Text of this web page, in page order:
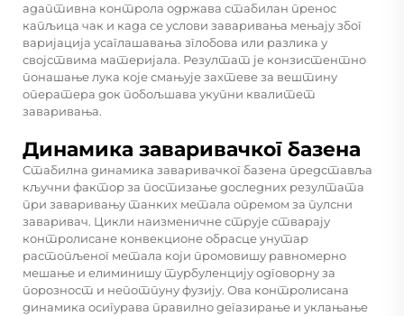
адаптивна контрола одржава стабилан пренос
капљица чак и када се услови заваривања мењају због
варијација усаглашавања зглобова или разлика у
својствима материјала. Резултат је конзистентно
понашање лука које смањује захтеве за вештину
оператера док побољшава укупни квалитет
заваривања.
Динамика заваривачког базена
Стабилна динамика заваривачког базена представља
кључни фактор за постизање доследних резултата
при заваривању танких метала опремом за пулсни
заваривач. Цикли наизменичне струје стварају
контролисане конвекционе обрасце унутар
растопљеног метала који промовишу равномерно
мешање и елиминишу турбуленцију одговорну за
порозност и непотпуну фузију. Ова контролисана
динамика осигурава правилно дегазирање и уклањање